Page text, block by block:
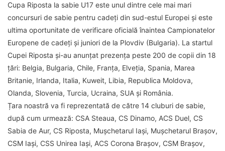
Cupa Riposta la sabie U17 este unul dintre cele mai mari
concursuri de sabie pentru cadeți din sud-estul Europei și este
ultima oportunitate de verificare oficială înaintea Campionatelor
Europene de cadeți și juniori de la Plovdiv (Bulgaria). La startul
Cupei Riposta și-au anunțat prezența peste 200 de copii din 18
țări: Belgia, Bulgaria, Chile, Franța, Elveția, Spania, Marea
Britanie, Irlanda, Italia, Kuweit, Libia, Republica Moldova,
Olanda, Slovenia, Turcia, Ucraina, SUA și România.
Țara noastră va fi reprezentată de către 14 cluburi de sabie,
după cum urmează: CSA Steaua, CS Dinamo, ACS Duel, CS
Sabia de Aur, CS Riposta, Mușchetarul Iași, Mușchetarul Brașov,
CSM Iași, CSS Unirea Iași, ACS Corona Brașov, CSM Brașov,